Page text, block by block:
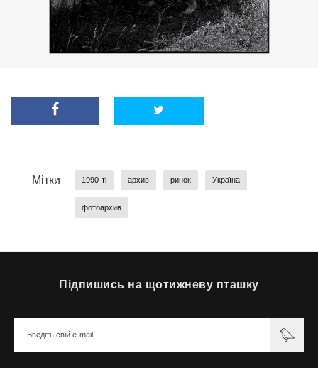
Мітки 1990-ті архив ринок Україна
фотоархив
Підпишись на щотижневу пташку